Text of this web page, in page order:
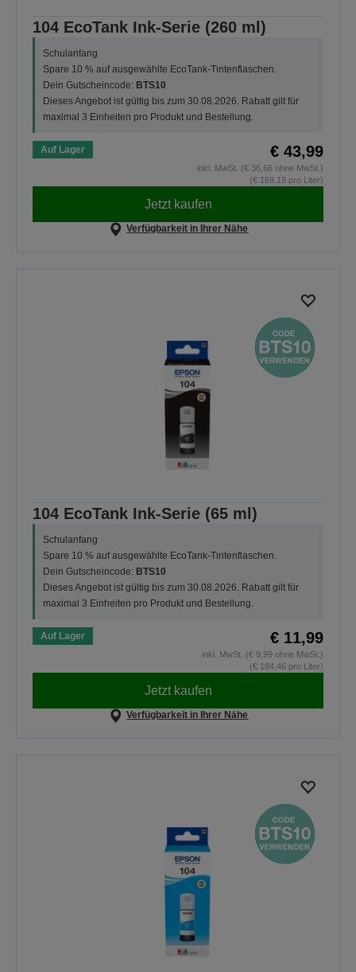
104 EcoTank Ink-Serie (260 ml)
Schulanfang
Spare 10 % auf ausgewählte EcoTank-Tintenflaschen.
Dein Gutscheincode: BTS10
Dieses Angebot ist gültig bis zum 30.08.2026. Rabatt gilt für
maximal 3 Einheiten pro Produkt und Bestellung.
Auf Lager € 43,99
inkl. MwSt. (€ 36,66 ohne MwSt.)
(€ 169,19 pro Liter)
Jetzt kaufen
Verfügbarkeit in Ihrer Nähe
104 EcoTank Ink-Serie (65 ml)
Schulanfang
Spare 10 % auf ausgewählte EcoTank-Tintenflaschen.
Dein Gutscheincode: BTS10
Dieses Angebot ist gültig bis zum 30.08.2026. Rabatt gilt für
maximal 3 Einheiten pro Produkt und Bestellung.
Auf Lager € 11,99
inkl. MwSt. (€ 9,99 ohne MwSt.)
(€ 184,46 pro Liter)
Jetzt kaufen
Verfügbarkeit in Ihrer Nähe